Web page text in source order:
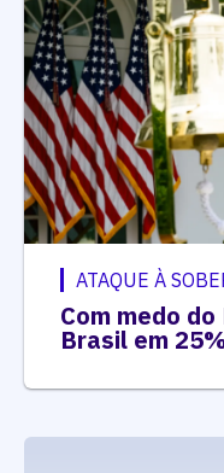
ATAQUE À
Com medo
Brasil em